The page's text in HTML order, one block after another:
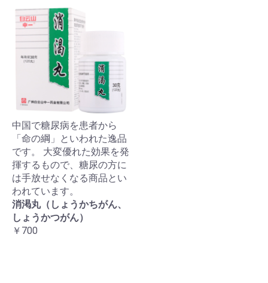
中国で糖尿病を患者から
「命の綱」といわれた逸品
です。 大変優れた効果を発
揮するもので、糖尿の方に
は手放せなくなる商品とい
われています。
消渇丸（しょうかちがん、
しょうかつがん）
￥700